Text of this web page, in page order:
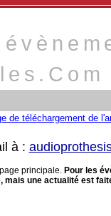
de téléchargement de
à :
principale. Pour les
une actualité est